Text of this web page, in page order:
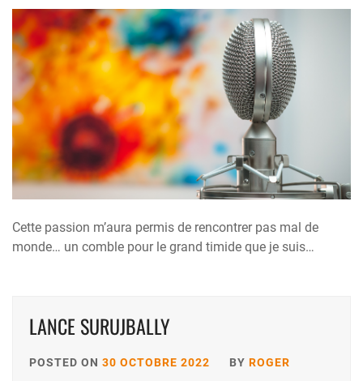
Cette passion m’aura permis de rencontrer pas mal de
monde… un comble pour le grand timide que je suis…
LANCE SURUJBALLY
POSTED ON 30 OCTOBRE 2022 BY ROGER